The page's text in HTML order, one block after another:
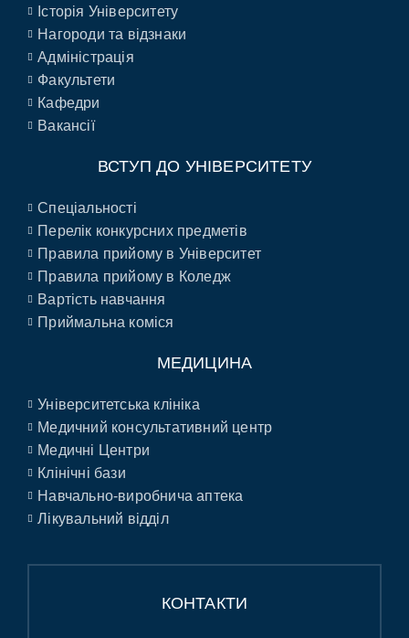
Історія Університету
Нагороди та відзнаки
Адміністрація
Факультети
Кафедри
Вакансії
ВСТУП ДО УНІВЕРСИТЕТУ
Спеціальності
Перелік конкурсних предметів
Правила прийому в Університет
Правила прийому в Коледж
Вартість навчання
Приймальна коміся
МЕДИЦИНА
Університетська клініка
Медичний консультативний центр
Медичні Центри
Клінічні бази
Навчально-виробнича аптека
Лікувальний відділ
КОНТАКТИ